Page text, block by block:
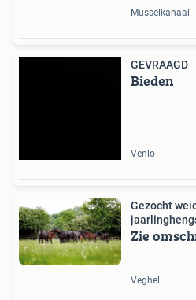
Musselkanaal
GEVRAAGD
Bieden
Venlo
Gezocht
Zie
Veghel